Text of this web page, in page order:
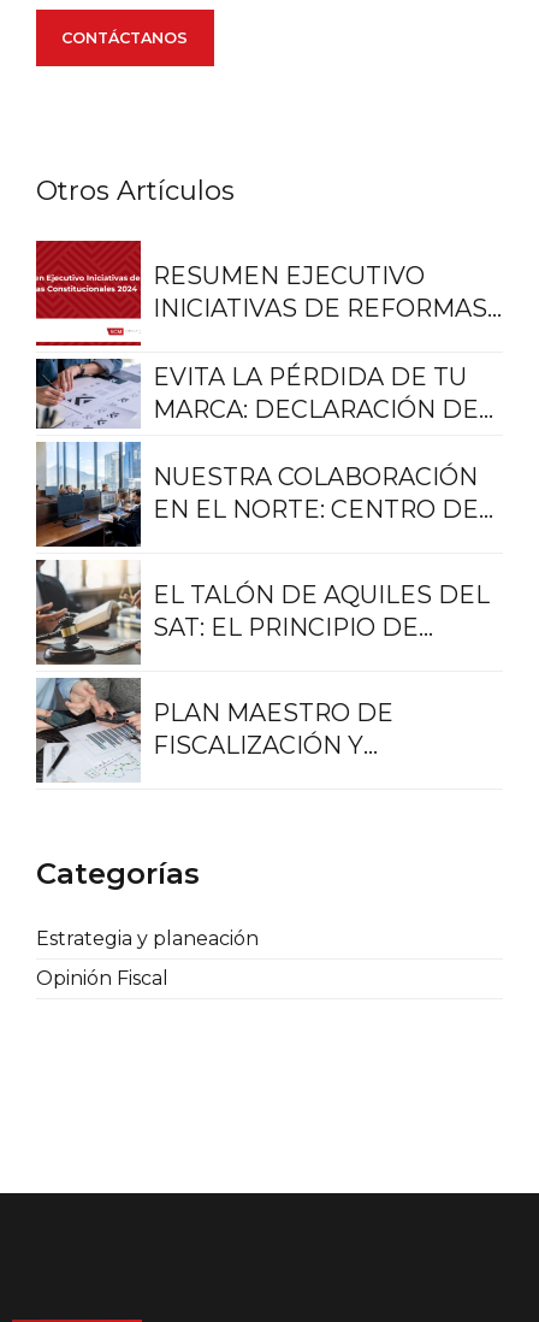
CONTÁCTANOS
Otros Artículos
RESUMEN EJECUTIVO
INICIATIVAS DE REFORMAS
EVITA LA PÉRDIDA DE TU
MARCA: DECLARACIÓN DE
NUESTRA COLABORACIÓN
EN EL NORTE: CENTRO DE
EL TALÓN DE AQUILES DEL
SAT: EL PRINCIPIO DE
PLAN MAESTRO DE
FISCALIZACIÓN Y
Categorías
Estrategia y planeación
Opinión Fiscal